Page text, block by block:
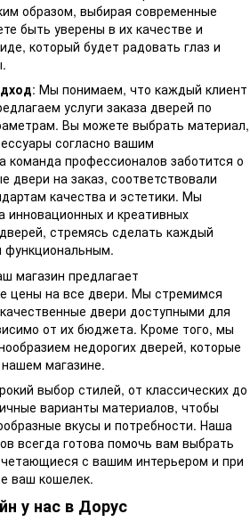
образом, выбирая современные
быть уверены в их качестве и
который будет радовать глаз и
: Мы понимаем, что каждый клиент
услуги заказа дверей по
Вы можете выбрать материал,
согласно вашим
команда профессионалов заботится о
двери на заказ, соответствовали
качества и эстетики. Мы
инновационных и креативных
стремясь сделать каждый
функциональным.
магазин предлагает
цены на все двери. Мы стремимся
двери доступными для
от их бюджета. Кроме того, мы
недорогих дверей, которые
магазине.
выбор стилей, от классических до
варианты материалов, чтобы
вкусы и потребности. Наша
всегда готова помочь вам выбрать
с вашим интерьером и при
ваш кошелек.
у нас в Дорус